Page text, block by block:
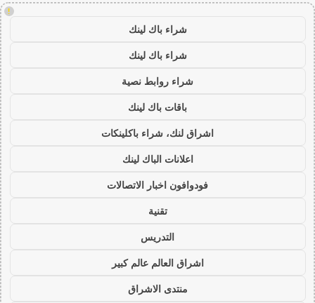
!
شراء باك لينك
شراء باك لينك
شراء روابط نصية
باقات باك لينك
اشراق لنك، شراء باكلينكات
اعلانات الباك لينك
فودوافون اخبار الاتصالات
تقنية
التدريس
اشراق العالم عالم كبير
منتدى الاشراق